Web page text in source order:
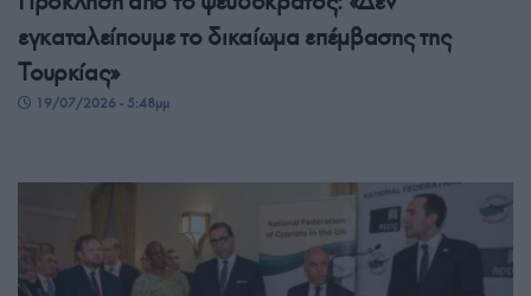
εγκαταλείπουμε το δικαίωμα επέμβασης της
Τουρκίας»
19/07/2026 - 5:48μμ